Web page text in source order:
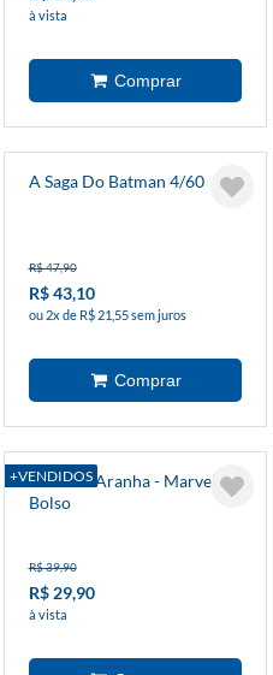
à vista
A Saga Do Batman 4/60
R$ 47,90
R$ 43,10
ou 2x de R$ 21,55 sem juros
+VENDIDOS
Homem-Aranha - Marvel De
Bolso
R$ 39,90
R$ 29,90
à vista